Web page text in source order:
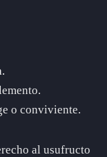
o conviviente.
al usufructo